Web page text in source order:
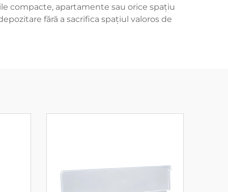
compacte, apartamente sau orice spațiu
fără a sacrifica spațiul valoros de